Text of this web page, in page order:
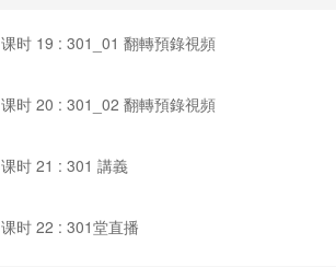
课时 19 : 301_01 翻轉預錄視頻
课时 20 : 301_02 翻轉預錄視頻
课时 21 : 301 講義
课时 22 : 301堂直播